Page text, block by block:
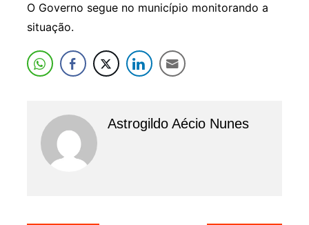
O Governo segue no município monitorando a
situação.
Astrogildo Aécio Nunes